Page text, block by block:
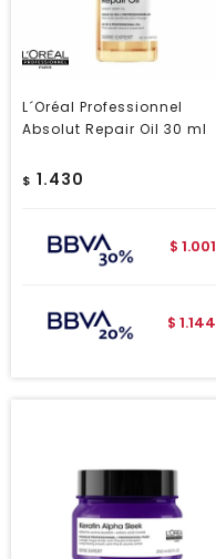
L´Oréal Professionnel
Absolut Repair Oil 30 ml
$ 1.430
$ 1.001
$ 1.144